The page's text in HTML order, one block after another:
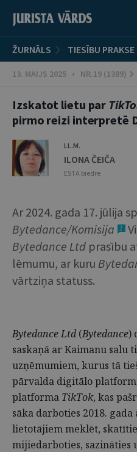
ŽURNĀLS TIESĪBU PRAKSE
13. MAIJS 2025 • NR.19 (1389)
Izskatot lietu par
pirmo reizi interpretē
LL.M.
ILONA ČEIČA
ESTA biedre
Ar 2024. gada 17. jūlija
Bytedance/Komisija
1
Bytedance Ltd prasību
lēmumu, ar kuru
vārtziņa statuss.
Bytedance Ltd(Bytedance)
saskaņā ar Kaimanu salu
uzņēmumiem, kurus tā
pārvalda digitālo
platforma TikTok, kas
sāka darboties 2018. gada
lietotājiem meklēt,
mijiedarboties, sazināties